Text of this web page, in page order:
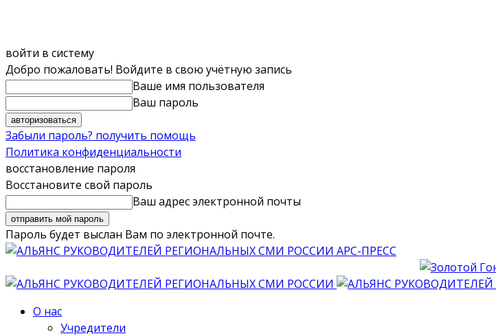
войти в систему
Добро пожаловать! Войдите в свою учётную запись
Ваше имя пользователя
Ваш пароль
Забыли пароль? получить помощь
Политика конфиденциальности
восстановление пароля
Восстановите свой пароль
Ваш адрес электронной почты
Пароль будет выслан Вам по электронной почте.
АРС-ПРЕСС
О нас
Учредители